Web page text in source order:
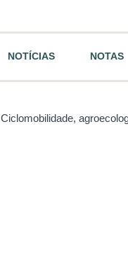
NOTÍCIAS NOTAS
Ciclomobilidade,